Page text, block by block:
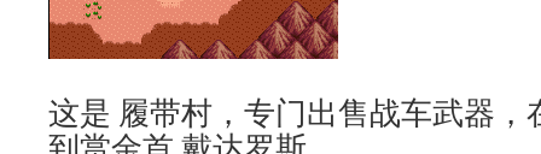
这是 履带村，专门出售战车武器